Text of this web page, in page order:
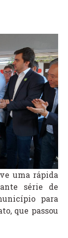
uma rápida
série de
para
que passou